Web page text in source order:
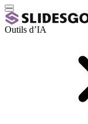
Outils d’IA